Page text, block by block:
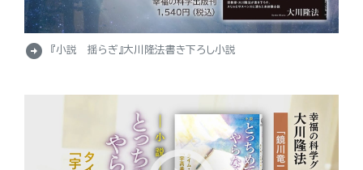
arrow_circle_right 『小説 揺らぎ』大川隆法書き下ろし小説